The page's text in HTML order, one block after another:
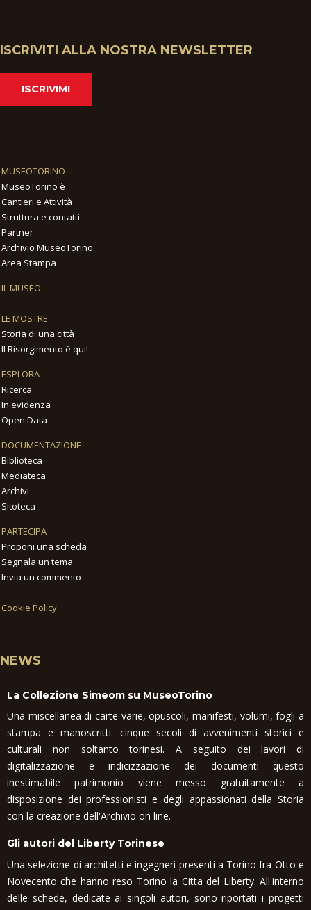
ISCRIVITI ALLA NOSTRA NEWSLETTER
ISCRIVIMI
MUSEOTORINO
MuseoTorino è
Cantieri e Attività
Struttura e contatti
Partner
Archivio MuseoTorino
Area Stampa
IL MUSEO
LE MOSTRE
Storia di una città
Il Risorgimento è qui!
ESPLORA
Ricerca
In evidenza
Open Data
DOCUMENTAZIONE
Biblioteca
Mediateca
Archivi
Sitoteca
PARTECIPA
Proponi una scheda
Segnala un tema
Invia un commento
Cookie Policy
NEWS
La Collezione Simeom su MuseoTorino
Una miscellanea di carte varie, opuscoli, manifesti, volumi, fogli a
stampa e manoscritti: cinque secoli di avvenimenti storici e
culturali non soltanto torinesi. A seguito dei lavori di
digitalizzazione e indicizzazione dei documenti questo
inestimabile patrimonio viene messo gratuitamente a
disposizione dei professionisti e degli appassionati della Storia
con la creazione dell'Archivio on line.
Gli autori del Liberty Torinese
Una selezione di architetti e ingegneri presenti a Torino fra Otto e
Novecento che hanno reso Torino la Citta del Liberty. All'interno
delle schede, dedicate ai singoli autori, sono riportati i progetti